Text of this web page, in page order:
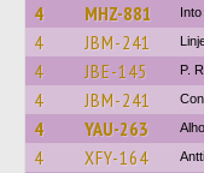
4 MHZ-881 Into
4 JBM-241
4 JBE-145 P.
4 JBM-241
4 YAU-263
4 XFY-164